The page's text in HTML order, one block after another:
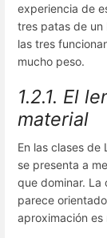
experiencia de
tres patas de un
las tres
mucho peso.
1.2.1. El
material
En las clases de
se presenta a
que dominar. La
parece
aproximación es